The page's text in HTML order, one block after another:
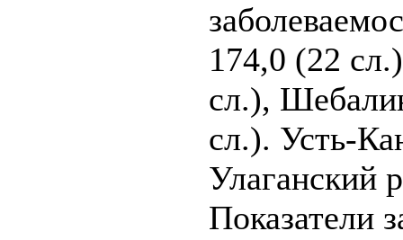
174,0 (22
сл.),
сл.). Усть-
Улаганский
Показатели